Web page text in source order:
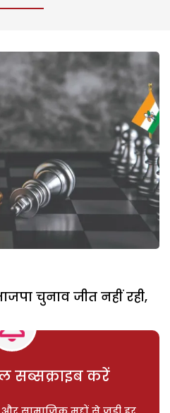
चुनाव जीत नहीं रही,
सब्सक्राइब करें